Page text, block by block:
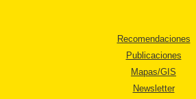
Recomendaciones
Publicaciones
Mapas/GIS
Newsletter